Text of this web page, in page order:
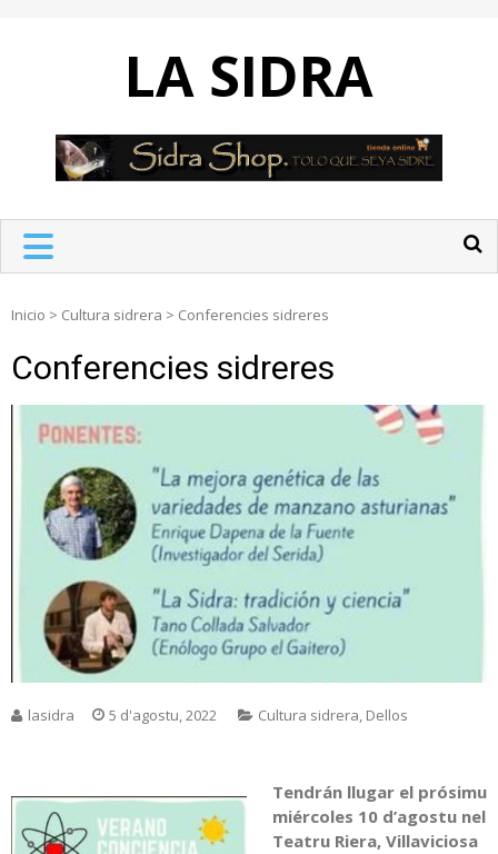
LA SIDRA
Inicio > Cultura sidrera > Conferencies sidreres
Conferencies sidreres
lasidra 5 d'agostu, 2022 Cultura sidrera, Dellos
Tendrán llugar el prósimu
miércoles 10 d’agostu nel
Teatru Riera, Villaviciosa